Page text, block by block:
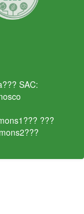
SAC:
???